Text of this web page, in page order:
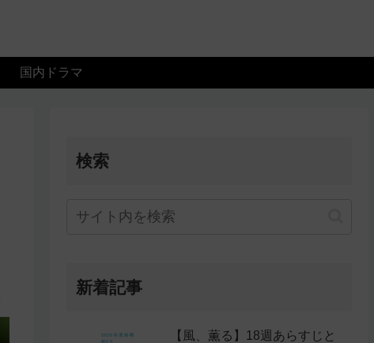
国内ドラマ
検索
新着記事
【風、薫る】18週あらすじと